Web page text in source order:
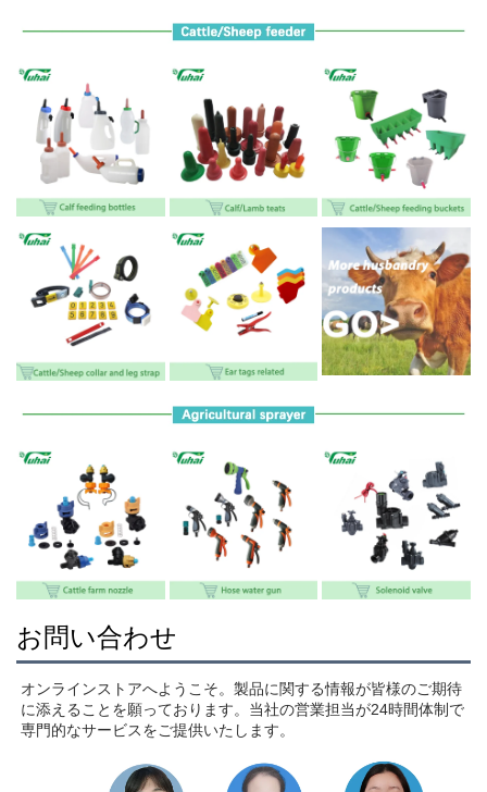
お問い合わせ
オンラインストアへようこそ。製品に関する情報が皆様のご期待
に添えることを願っております。当社の営業担当が24時間体制で
専門的なサービスをご提供いたします。